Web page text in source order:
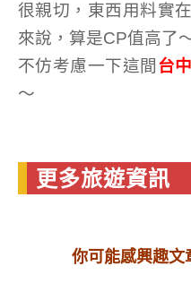
很親切，東西用料實
來說，算是CP值高了
不仿考慮一下這間 台
～
更多旅遊資訊
你可能感興趣文